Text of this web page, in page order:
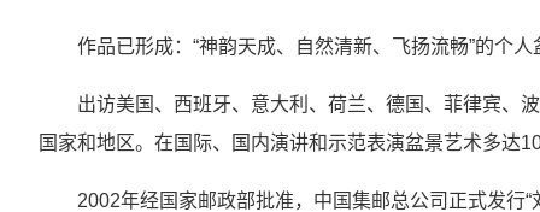
作品已形成：“神韵天成、自然清新、飞扬流畅”的个
出访美国、西班牙、意大利、荷兰、德国、菲律宾、
国家和地区。在国际、国内演讲和示范表演盆景艺术多达
2002年经国家邮政部批准，中国集邮总公司正式发行